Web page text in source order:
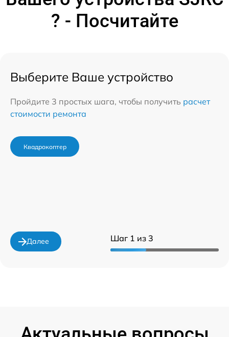
? - Посчитайте
Шаг 1 из 3
Выберите Ваше устройство
Пройдите 3 простых шага, чтобы получить расчет
стоимости ремонта
Квадрокоптер
Далее